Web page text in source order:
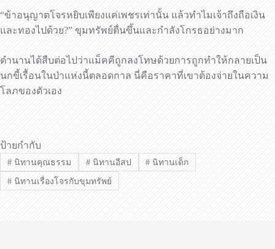
“ข้าอนุญาตโจรหยิบเพียงแค่เพชรเท่านั้น แล้วทำไมเจ้าถึงถือเงิน
และทองไปด้วย?” ขุมทรัพย์ตื่นขึ้นและกำลังโกรธอย่างมาก
ตำนานได้สืบต่อไปว่าแม็คคีถูกลงโทษด้วยการถูกทำให้กลายเป็น
นกขี้เรื้อนในป่าแห่งนี้ตลอดกาล นี่คือราคาที่เขาต้องจ่ายในความ
โลภของตัวเอง
ป้ายกำกับ
#นิทานคุณธรรม #นิทานอีสป # นิทานเด็ก
#นิทานเรื่องโจรกับขุมทรัพย์